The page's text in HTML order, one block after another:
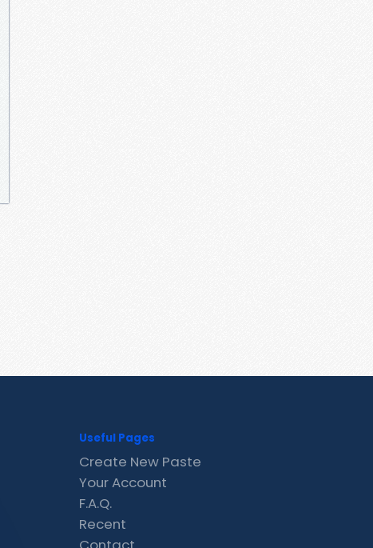
Useful Pages
Create New Paste
Your Account
F.A.Q.
Recent